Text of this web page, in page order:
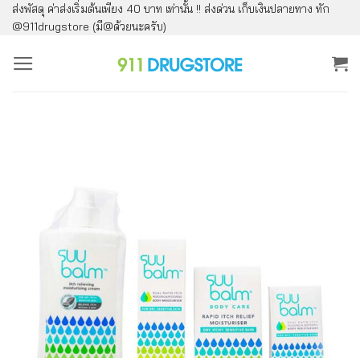
ข้าม
ไป
ยัง
ส่งพัสดุ ค่าส่งเริ่มต้นเพียง 40 บาท เท่านั้น !! ส่งด่วน เก็บเงินปลายทาง ทัก
@911drugstore (มี@ด้วยนะครับ)